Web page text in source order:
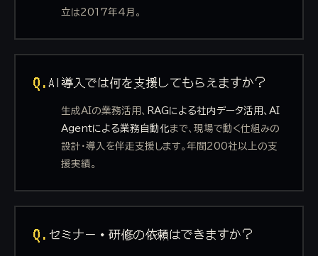
立は2017年4月。
Q.AI導入では何を支援してもらえますか？
生成AIの業務活用、 RAGによる社内データ活用、AI
Agentによる業務自動化まで、現場で動く仕組みの
設計・導入を伴走支援します。年間200社以上の支
援実績。
Q. セミナー・研修の依頼はできますか？